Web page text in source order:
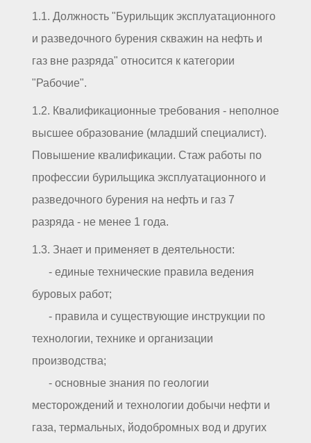
1.1. Должность "Бурильщик эксплуатационного
и разведочного бурения скважин на нефть и
газ вне разряда" относится к категории
"Рабочие".
1.2. Квалификационные требования - неполное
высшее образование (младший специалист).
Повышение квалификации. Стаж работы по
профессии бурильщика эксплуатационного и
разведочного бурения на нефть и газ 7
разряда - не менее 1 года.
1.3. Знает и применяет в деятельности:
- единые технические правила ведения
буровых работ;
- правила и существующие инструкции по
технологии, технике и организации
производства;
- основные знания по геологии
месторождений и технологии добычи нефти и
газа, термальных, йодобромных вод и других